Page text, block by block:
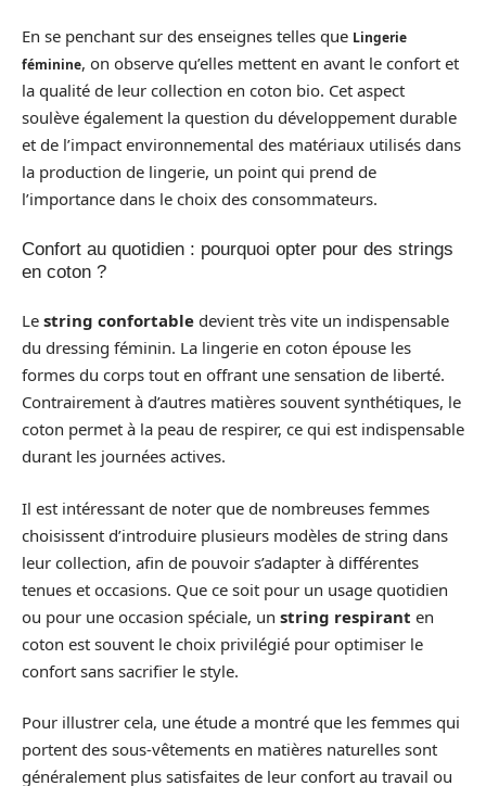
En se penchant sur des enseignes telles que Lingerie
féminine, on observe qu’elles mettent en avant le confort et
la qualité de leur collection en coton bio. Cet aspect
soulève également la question du développement durable
et de l’impact environnemental des matériaux utilisés dans
la production de lingerie, un point qui prend de
l’importance dans le choix des consommateurs.
Confort au quotidien : pourquoi opter pour des strings
en coton ?
Le string confortable devient très vite un indispensable
du dressing féminin. La lingerie en coton épouse les
formes du corps tout en offrant une sensation de liberté.
Contrairement à d’autres matières souvent synthétiques, le
coton permet à la peau de respirer, ce qui est indispensable
durant les journées actives.
Il est intéressant de noter que de nombreuses femmes
choisissent d’introduire plusieurs modèles de string dans
leur collection, afin de pouvoir s’adapter à différentes
tenues et occasions. Que ce soit pour un usage quotidien
ou pour une occasion spéciale, un string respirant en
coton est souvent le choix privilégié pour optimiser le
confort sans sacrifier le style.
Pour illustrer cela, une étude a montré que les femmes qui
portent des sous-vêtements en matières naturelles sont
généralement plus satisfaites de leur confort au travail ou